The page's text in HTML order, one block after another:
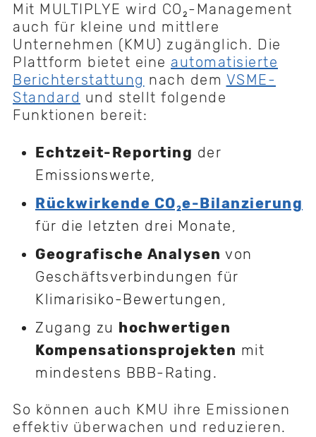
Mit MULTIPLYE wird CO₂-Management
auch für kleine und mittlere
Unternehmen (KMU) zugänglich. Die
Plattform bietet eine automatisierte
Berichterstattung nach dem VSME-
Standard und stellt folgende
Funktionen bereit:
Echtzeit-Reporting der
Emissionswerte,
Rückwirkende CO₂e-Bilanzierung
für die letzten drei Monate,
Geografische Analysen von
Geschäftsverbindungen für
Klimarisiko-Bewertungen,
Zugang zu hochwertigen
Kompensationsprojekten mit
mindestens BBB-Rating.
So können auch KMU ihre Emissionen
effektiv überwachen und reduzieren.